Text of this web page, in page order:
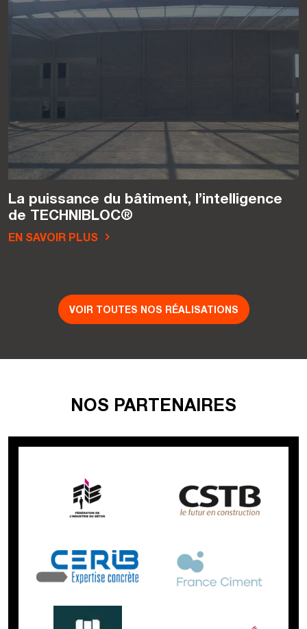
La puissance du bâtiment, l’intelligence
de TECHNIBLOC®
EN SAVOIR PLUS
VOIR TOUTES NOS RÉALISATIONS
NOS PARTENAIRES